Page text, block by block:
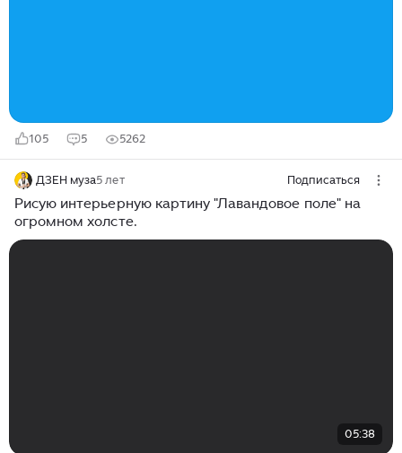
105 5 5262
ДЗЕН муза5 лет Подписаться
Рисую интерьерную картину "Лавандовое поле" на
огромном холсте.
05:38